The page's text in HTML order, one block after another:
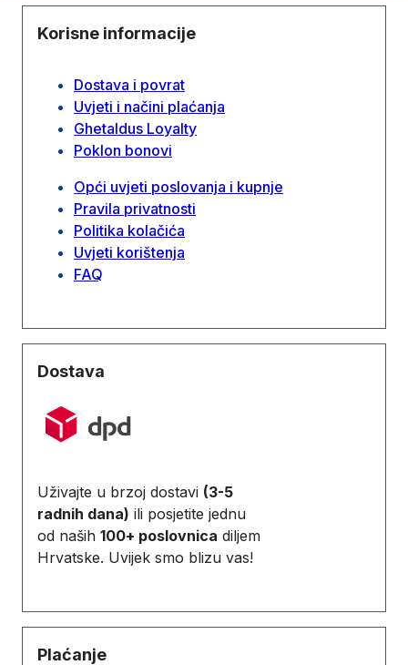
Korisne informacije
Dostava i povrat
Uvjeti i načini plaćanja
Ghetaldus Loyalty
Poklon bonovi
Opći uvjeti poslovanja i kupnje
Pravila privatnosti
Politika kolačića
Uvjeti korištenja
FAQ
Dostava
Uživajte u brzoj dostavi (3-5
radnih dana) ili posjetite jednu
od naših 100+ poslovnica diljem
Hrvatske. Uvijek smo blizu vas!
Plaćanje